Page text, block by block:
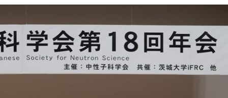
学生ライター
イベント
受賞･表彰
コラム･特集